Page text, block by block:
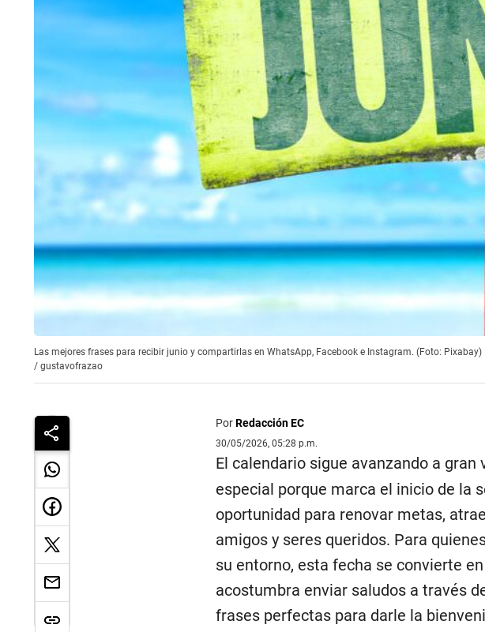
Las mejores frases para recibir junio y compartirlas en WhatsApp, Facebook e Instagram. (Foto: Pixabay)
/ gustavofrazao
PorRedacción EC
30/05/2026, 05:28 p.m.
El calendario sigue avanzando a
especial porque marca el inicio de la
oportunidad para renovar metas,
amigos y seres queridos. Para
su entorno, esta fecha se convierte
acostumbra enviar saludos a través
frases perfectas para darle la